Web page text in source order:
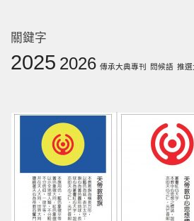
關鍵字
2025 2026 傳承大典專刊 問候語 推選